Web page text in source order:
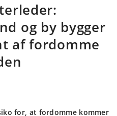
og by bygger
af fordomme
for, at fordomme kommer